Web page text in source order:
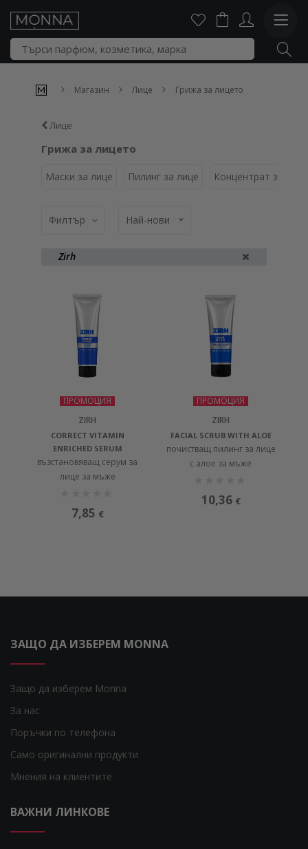
Магазин Лице Грижа за лицето
Лице
Грижа за лицето
Маски за лице Пилинг за лице Концентрат за
Филтър Най-нови
Zirh
ПРОМОЦИЯ
ZIRH
CORRECT VITAMIN
ENRICHED SERUM
възстановяващ серум за
лице за мъже
7,85 €
ПРОМОЦИЯ
ZIRH
FACIAL SCRUB WITH ALOE
почистващ пилинг за лице
с алое за мъже
10,36 €
ЗАЩО ДА ИЗБЕРЕМ MONNA
Защо да изберем Monna
За нас
Поръчки по телефона
Само оригинални продукти
Мнения на клиентите
ВАЖНИ ЛИНКОВЕ